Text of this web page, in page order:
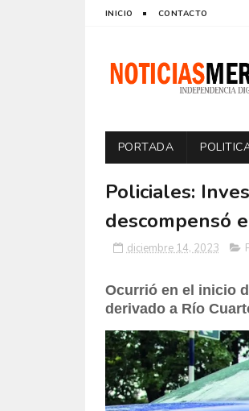
INICIO CONTACTO
PORTADA
Policiales:
descompensó
diciembre 14, 2023
Ocurrió en el inicio
derivado a Río